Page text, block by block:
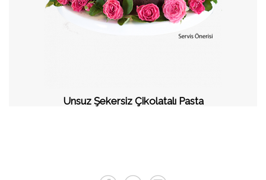
Unsuz Şekersiz Çikolatalı Pasta